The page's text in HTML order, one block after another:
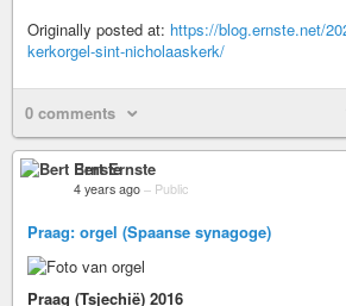
Originally posted at: https://blog.ernste.net/
kerkorgel-sint-nicholaaskerk/
0 comments
Bert Ernste
4 years ago – Public
Praag: orgel (Spaanse synagoge)
Praag (Tsjechië) 2016